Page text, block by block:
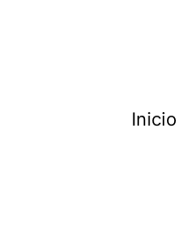
Inicio